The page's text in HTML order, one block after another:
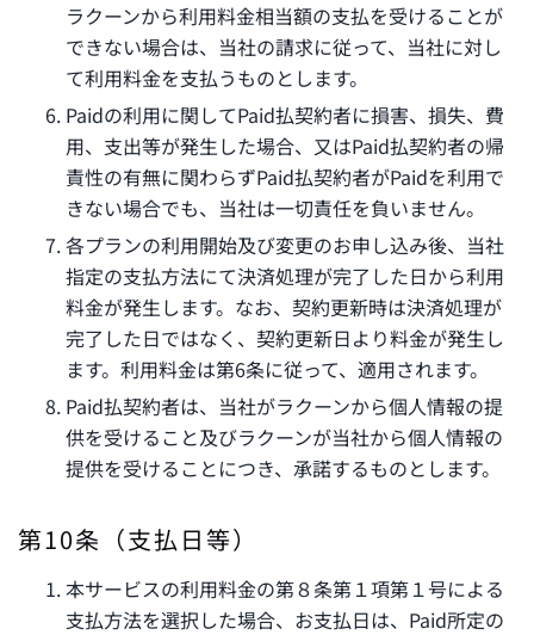
ラクーンから利用料金相当額の支払を受けることが
できない場合は、当社の請求に従って、当社に対し
て利用料金を支払うものとします。
Paidの利用に関してPaid払契約者に損害、損失、費
用、支出等が発生した場合、又はPaid払契約者の帰
責性の有無に関わらずPaid払契約者がPaidを利用で
きない場合でも、当社は一切責任を負いません。
各プランの利用開始及び変更のお申し込み後、当社
指定の支払方法にて決済処理が完了した日から利用
料金が発生します。なお、契約更新時は決済処理が
完了した日ではなく、契約更新日より料金が発生し
ます。利用料金は第6条に従って、適用されます。
Paid払契約者は、当社がラクーンから個人情報の提
供を受けること及びラクーンが当社から個人情報の
提供を受けることにつき、承諾するものとします。
第10条（支払日等）
本サービスの利用料金の第８条第１項第１号による
支払方法を選択した場合、お支払日は、Paid所定の